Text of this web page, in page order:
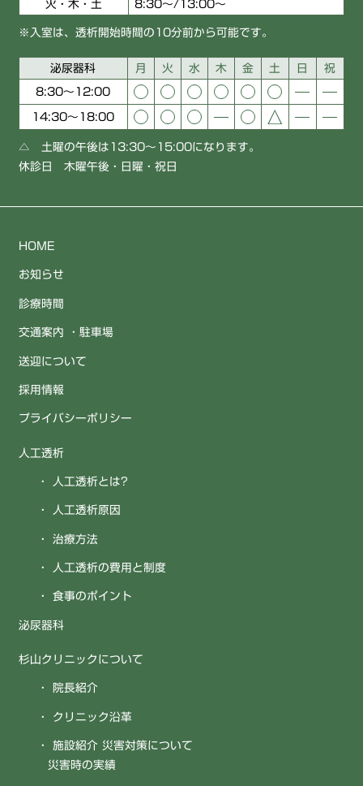
火・木・土
8:30〜/13:00〜
※入室は、透析開始時間の10分前から可能です。
泌尿器科 月 火 水 木 金 土 日 祝
8:30～12:00
14:30～18:00
△ 土曜の午後は13:30〜15:00になります。
休診日 木曜午後・日曜・祝日
HOME
お知らせ
診療時間
交通案内 ・駐車場
送迎について
採用情報
プライバシーポリシー
人工透析
人工透析とは?
人工透析原因
治療方法
人工透析の費用と制度
食事のポイント
泌尿器科
杉山クリニックについて
院長紹介
クリニック沿革
施設紹介 災害対策について
災害時の実績